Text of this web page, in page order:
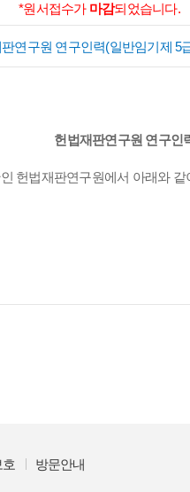
*원서접수가 마감되었습니다.
연구원 연구인력(일반임기제 5
헌법재판연구원 연구인
헌법재판연구원에서 아래와
방문안내